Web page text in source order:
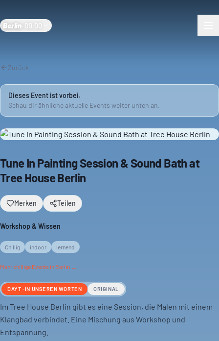
Berlin 09:00
Zurück
Dieses Event ist vorbei.
Schau dir ähnliche aktuelle Events weiter unten an.
Tune In Painting Session & Sound Bath at
Tree House Berlin
Merken Teilen
Workshop & Wissen
Chillig indoor lernend
Mehrchillige Events in Berlin →
DAYT · IN UNSEREN WORTEN ORIGINAL
Im Tree House Berlin gibt es eine Session, die Malen mit einem
Klangbad verbindet. Eine Mischung aus Workshop und
Entspannung.